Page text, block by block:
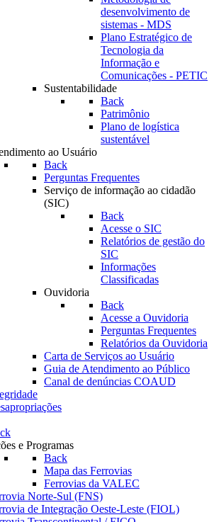
desenvolvimento de
sistemas - MDS
Plano Estratégico de
Tecnologia da
Informação e
Comunicações - PETIC
Sustentabilidade
Back
Patrimônio
Plano de logística
sustentável
ao Usuário
Back
Perguntas Frequentes
Serviço de informação ao cidadão
(SIC)
Back
Acesse o SIC
Relatórios de gestão do
SIC
Informações
Classificadas
Ouvidoria
Back
Acesse a Ouvidoria
Perguntas Frequentes
Relatórios da Ouvidoria
Carta de Serviços ao Usuário
Guia de Atendimento ao Público
Canal de denúncias COAUD
e Programas
Back
Mapa das Ferrovias
Ferrovias da VALEC
Norte-Sul (FNS)
de Integração Oeste-Leste (FIOL)